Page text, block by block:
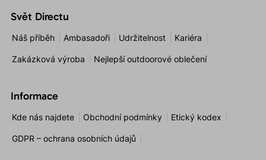
Svět Directu
Náš příběh Ambasadoři Udržitelnost Kariéra
Zakázková výroba Nejlepší outdoorové oblečení
Informace
Kde nás najdete Obchodní podmínky Etický kodex
GDPR – ochrana osobních údajů